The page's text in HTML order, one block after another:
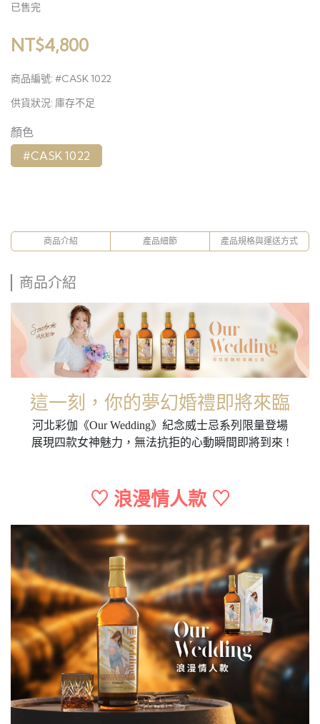
已售完
NT$4,800
商品編號: #CASK 1022
供貨狀況: 庫存不足
顏色
#CASK 1022
商品介紹 產品細節 產品規格與運送方式
商品介紹
這一刻，你的夢幻婚禮即將來臨
河北彩伽《Our Wedding》紀念威士忌系列限量登場
展現四款女神魅力，無法抗拒的心動瞬間即將到來 !
♡ 浪漫情人款 ♡